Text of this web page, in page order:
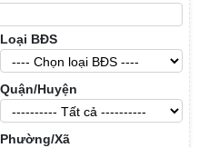
Loại BĐS
Quận/Huyện
Phường/Xã